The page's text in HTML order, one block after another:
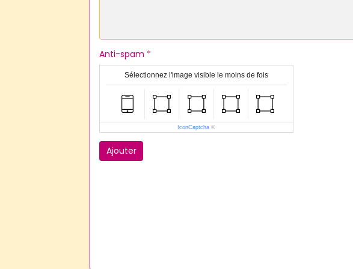
Anti-spam
Sélectionnez l'image visible le moins de fois
IconCaptcha ©
Ajouter